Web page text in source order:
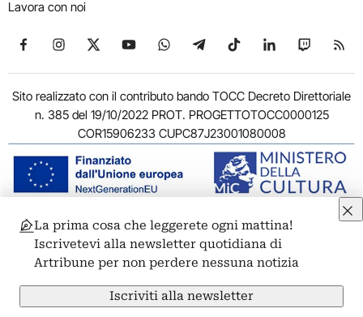
Lavora con noi
Seguici su Facebook
Seguici su Instagram
Seguici su X
Seguici su YouTube
Seguici su WhatsApp
Seguici su Telegram
Seguici su TikTok
Seguici su
Seguici
Sito realizzato con il contributo bando TOCC Decreto Direttoriale
n. 385 del 19/10/2022 PROT. PROGETTOTOCC0000125
COR15906233 CUPC87J23001080008
© 2011-2026 ARTRIBUNE srl – Corso Vittorio Emanuele II, 287 –
00186 Roma - P.I. 11381581005
Privacy: Responsabile della protezione dei dati personali
ARTRIBUNE srl – Corso Vittorio Emanuele II, 287 – 00186 Roma
Termini e condizioniPrivacy PolicyCookie PolicyCredits
La prima cosa che leggerete ogni mattina!
Iscrivetevi alla newsletter quotidiana di
Artribune per non perdere nessuna notizia
Iscriviti alla newsletter